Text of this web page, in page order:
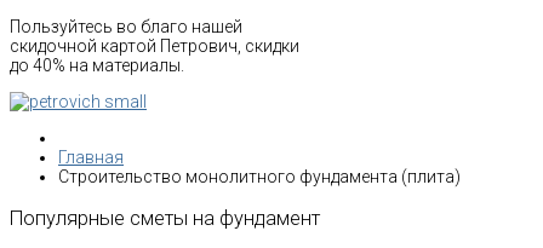
Пользуйтесь во благо нашей
скидочной картой Петрович, скидки
до 40% на материалы.
Главная
Строительство монолитного фундамента (плита)
Популярные сметы на фундамент